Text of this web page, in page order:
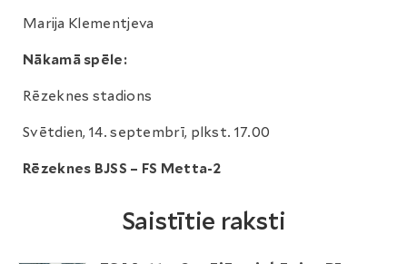
Marija Klementjeva
Nākamā spēle:
Rēzeknes stadions
Svētdien, 14. septembrī, plkst. 17.00
Rēzeknes BJSS – FS Metta-2
Saistītie raksti